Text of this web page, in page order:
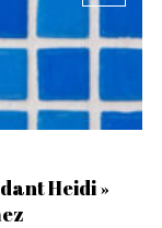
Heidi »